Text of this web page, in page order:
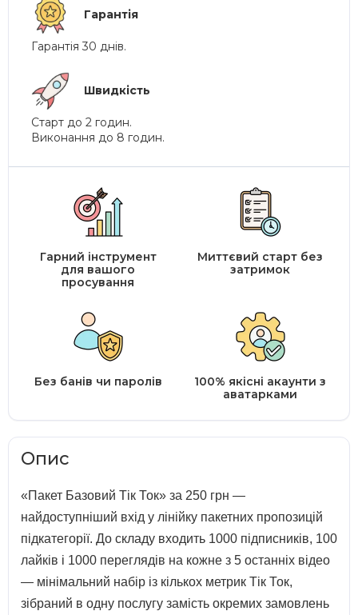
Гарантія
Гарантія 30 днів.
Швидкість
Старт до 2 годин.
Виконання до 8 годин.
Гарний інструмент
для вашого
просування
Миттєвий старт без
затримок
Без банів чи паролів
100% якісні акаунти з
аватарками
Опис
«Пакет Базовий Тік Ток» за 250 грн —
найдоступніший вхід у лінійку пакетних пропозицій
підкатегорії. До складу входить 1000 підписників, 100
лайків і 1000 переглядів на кожне з 5 останніх відео
— мінімальний набір із кількох метрик Тік Ток,
зібраний в одну послугу замість окремих замовлень